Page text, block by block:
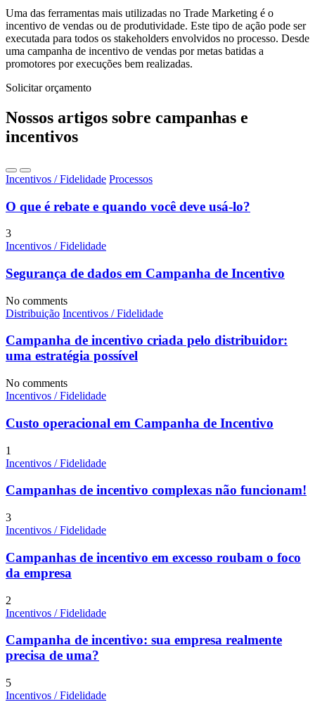
Uma das ferramentas mais utilizadas no Trade Marketing é o
incentivo de vendas ou de produtividade. Este tipo de ação pode ser
executada para todos os stakeholders envolvidos no processo. Desde
uma campanha de incentivo de vendas por metas batidas a
promotores por execuções bem realizadas.
Solicitar orçamento
Nossos artigos sobre campanhas e
incentivos
Incentivos / Fidelidade Processos
O que é rebate e quando você deve usá-lo?
3
Incentivos / Fidelidade
Segurança de dados em Campanha de Incentivo
No comments
Distribuição Incentivos / Fidelidade
Campanha de incentivo criada pelo distribuidor:
uma estratégia possível
No comments
Incentivos / Fidelidade
Custo operacional em Campanha de Incentivo
1
Incentivos / Fidelidade
Campanhas de incentivo complexas não funcionam!
3
Incentivos / Fidelidade
Campanhas de incentivo em excesso roubam o foco
da empresa
2
Incentivos / Fidelidade
Campanha de incentivo: sua empresa realmente
precisa de uma?
5
Incentivos / Fidelidade